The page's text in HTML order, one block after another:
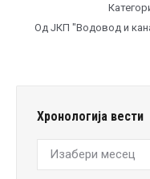
Од ЈКП "Водовод и
Хронологија вести
Хронологија
вести